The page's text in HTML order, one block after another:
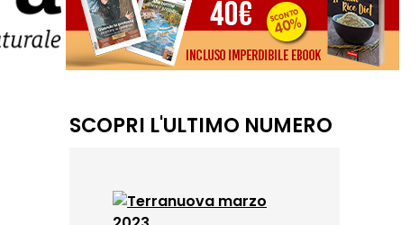
SCOPRI L'ULTIMO NUMERO